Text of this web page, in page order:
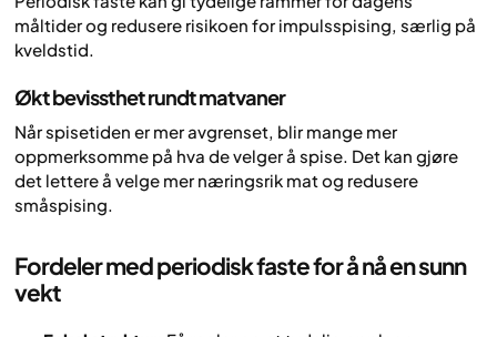
måltider og redusere risikoen for impulsspising, særlig på
kveldstid.
Økt bevissthet rundt matvaner
Når spisetiden er mer avgrenset, blir mange mer
oppmerksomme på hva de velger å spise. Det kan gjøre
det lettere å velge mer næringsrik mat og redusere
småspising.
Fordeler med periodisk faste for å nå en sunn
vekt